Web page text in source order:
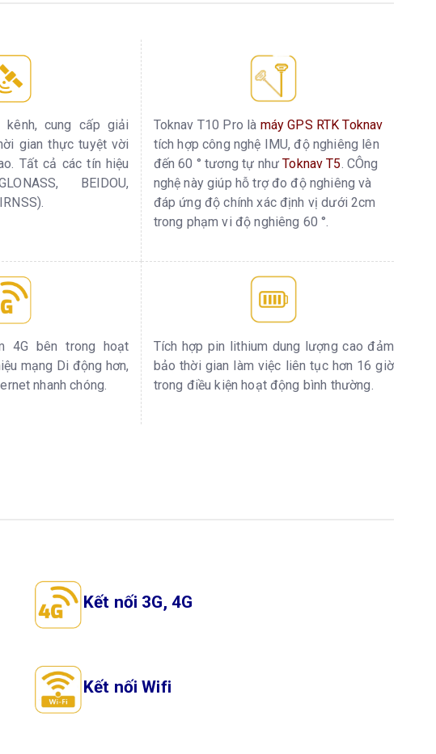
cung cấp giải
gian thực tuyệt vời
Tất cả các tín hiệu
BEIDOU,
Toknav T10 Pro là máy GPS RTK Toknav
tích hợp công nghệ IMU, độ nghiêng lên
đến 60 ° tương tự nhưToknav T5 . CÔng
nghệ này giúp hỗ trợ đo độ nghiêng và
đáp ứng độ chính xác định vị dưới 2cm
trong phạm vi độ nghiêng 60 °.
4G bên trong hoạt
mạng Di động hơn,
nhanh chóng.
Tích hợp pin lithium dung lượng cao đảm
bảo thời gian làm việc liên tục hơn 16 giờ
trong điều kiện hoạt động bình thường.
Kết nối 3G, 4G
Kết nối Wifi